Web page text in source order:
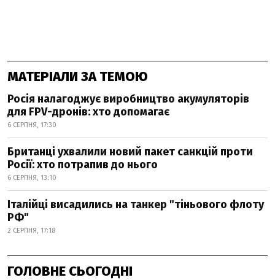
МАТЕРІАЛИ ЗА ТЕМОЮ
Росія налагоджує виробництво акумуляторів
для FPV-дронів: хто допомагає
6 СЕРПНЯ, 17:30
Британці ухвалили новий пакет санкцій проти
Росії: хто потрапив до нього
6 СЕРПНЯ, 13:10
Італійці висадились на танкер "тіньового флоту
РФ"
2 СЕРПНЯ, 17:18
ГОЛОВНЕ СЬОГОДНІ